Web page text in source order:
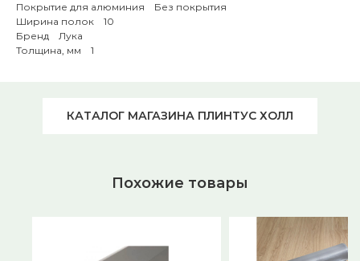
Покрытие для алюминия Без покрытия
Ширина полок 10
Бренд Лука
Толщина, мм 1
КАТАЛОГ МАГАЗИНА ПЛИНТУС ХОЛЛ
Похожие товары